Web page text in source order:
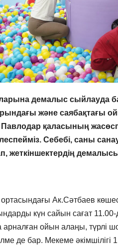
демалыс сыйлауда
және саябақтағы
Павлодар қаласының
Себебі, саны
жеткіншектердің
Ак.Сәтбаев
күн сайын сағат
арналған ойын алаңы, түрлі
де бар. Мекеме